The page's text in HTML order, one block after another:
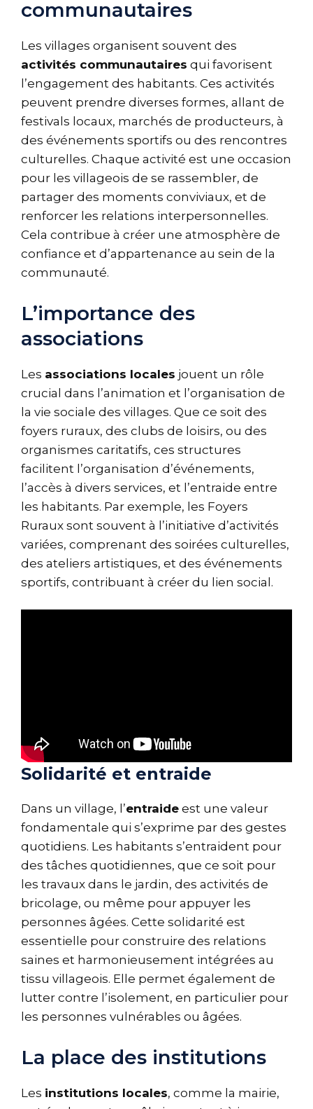
communautaires
Les villages organisent souvent des
activités communautaires qui favorisent
l’engagement des habitants. Ces activités
peuvent prendre diverses formes, allant de
festivals locaux, marchés de producteurs, à
des événements sportifs ou des rencontres
culturelles. Chaque activité est une occasion
pour les villageois de se rassembler, de
partager des moments conviviaux, et de
renforcer les relations interpersonnelles.
Cela contribue à créer une atmosphère de
confiance et d’appartenance au sein de la
communauté.
L’importance des
associations
Les associations locales jouent un rôle
crucial dans l’animation et l’organisation de
la vie sociale des villages. Que ce soit des
foyers ruraux, des clubs de loisirs, ou des
organismes caritatifs, ces structures
facilitent l’organisation d’événements,
l’accès à divers services, et l’entraide entre
les habitants. Par exemple, les Foyers
Ruraux sont souvent à l’initiative d’activités
variées, comprenant des soirées culturelles,
des ateliers artistiques, et des événements
sportifs, contribuant à créer du lien social.
Solidarité et entraide
Dans un village, l’entraide est une valeur
fondamentale qui s’exprime par des gestes
quotidiens. Les habitants s’entraident pour
des tâches quotidiennes, que ce soit pour
les travaux dans le jardin, des activités de
bricolage, ou même pour appuyer les
personnes âgées. Cette solidarité est
essentielle pour construire des relations
saines et harmonieusement intégrées au
tissu villageois. Elle permet également de
lutter contre l’isolement, en particulier pour
les personnes vulnérables ou âgées.
La place des institutions
Les institutions locales, comme la mairie,